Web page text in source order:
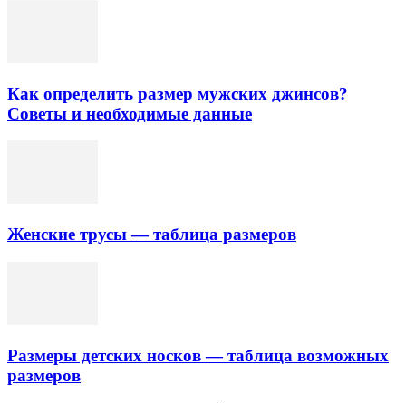
Как определить размер мужских джинсов?
Советы и необходимые данные
Женские трусы — таблица размеров
Размеры детских носков — таблица возможных
размеров